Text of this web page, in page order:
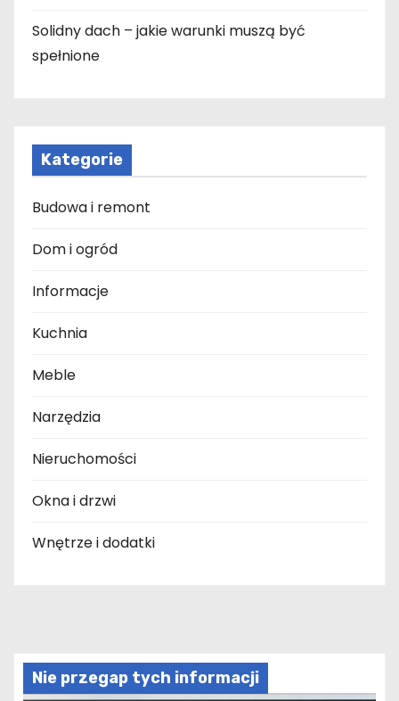
Solidny dach – jakie warunki muszą być
spełnione
Kategorie
Budowa i remont
Dom i ogród
Informacje
Kuchnia
Meble
Narzędzia
Nieruchomości
Okna i drzwi
Wnętrze i dodatki
Nie przegap tych informacji